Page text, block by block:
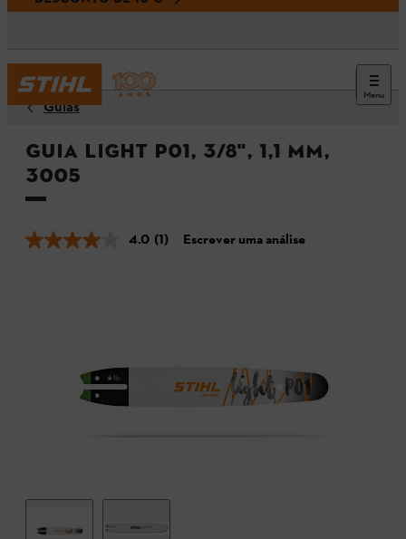
Menu
Guias
Guia Light P01, 3/8", 1,1 mm,
3005
4.0 (1) Escrever uma análise